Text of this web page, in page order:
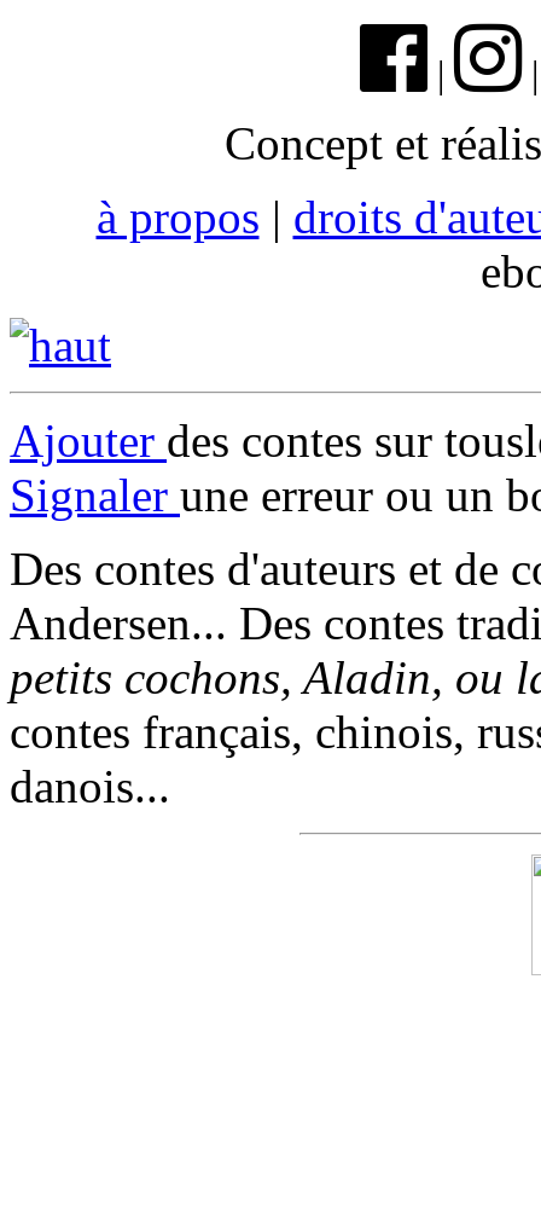
|
Concept et
à propos | droits
Ajouter des contes sur
Signaler une erreur ou un
Des contes d'auteurs et de
Andersen... Des contes
petits cochons, Aladin, ou
contes français, chinois,
danois...